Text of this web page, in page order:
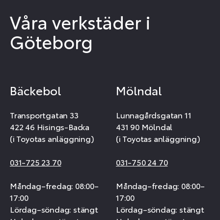
Våra verkstäder i
Göteborg
Bäckebol
Transportgatan 33
422 46 Hisings-Backa
(i Toyotas anläggning)
031-725 23 70
Måndag–fredag: 08:00–
17:00
Lördag–söndag: stängt
Mölndal
Lunnagårdsgatan 11
431 90 Mölndal
(i Toyotas anläggning)
031-750 24 70
Måndag–fredag: 08:00–
17:00
Lördag–söndag: stängt